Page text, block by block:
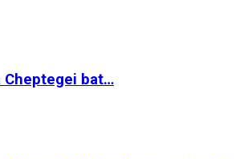
Cheptegei bat…